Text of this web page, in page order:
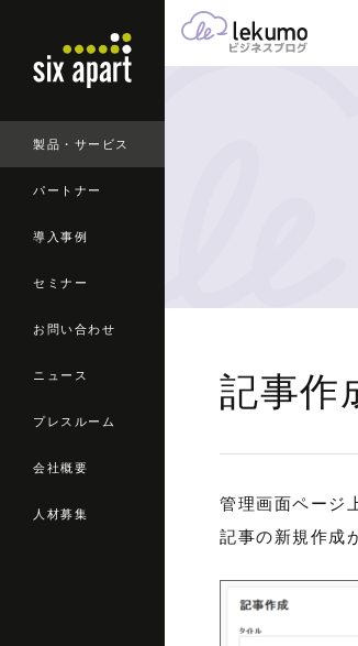
製品・サービス
パートナー
導入事例
セミナー
お問い合わせ
ニュース
プレスルーム
会社概要
人材募集
記事作
管理画面ページ
記事の新規作成